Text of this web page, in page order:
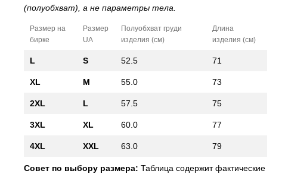
(полуобхват), а не параметры тела.
Размер на
бирке
Размер
UA
Полуобхват груди
изделия (см)
Длина
изделия (см)
L S 52.5 71
XL M 55.0 73
2XL L 57.5 75
3XL XL 60.0 77
4XL XXL 63.0 79
Совет по выбору размера: Таблица содержит фактические